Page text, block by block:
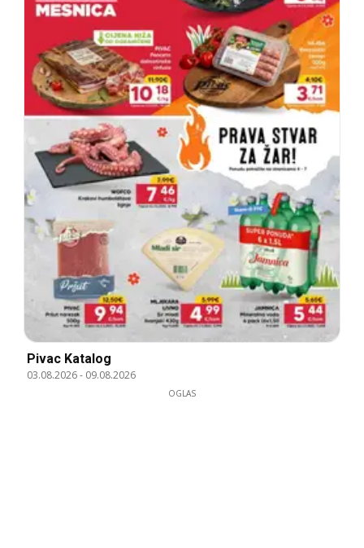
Pivac Katalog
03.08.2026- 09.08.2026
OGLAS